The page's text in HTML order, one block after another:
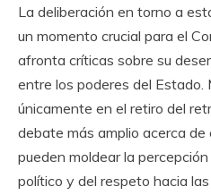
La deliberación en torno a
un momento crucial para el
afronta críticas sobre su
entre los poderes del Estado.
únicamente en el retiro del
debate más amplio acerca
pueden moldear la
político y del respeto hacia